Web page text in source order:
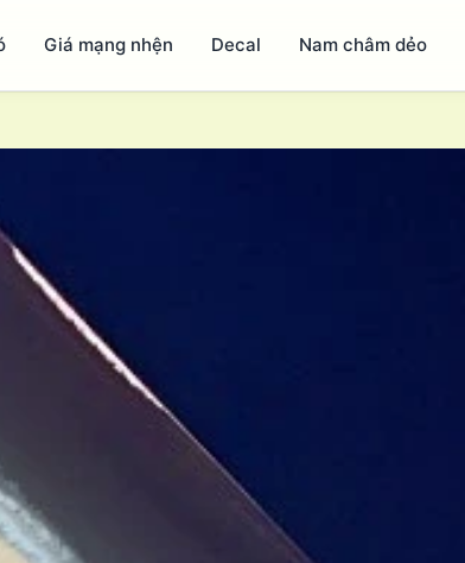
Giá mạng nhện Decal Nam châm dẻo